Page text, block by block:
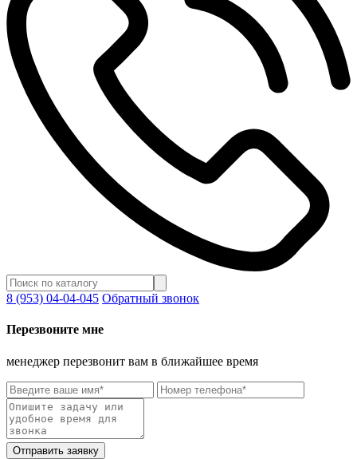
8 (953) 04-04-045 Обратный звонок
Перезвоните мне
менеджер перезвонит вам в ближайшее время
Отправить заявку